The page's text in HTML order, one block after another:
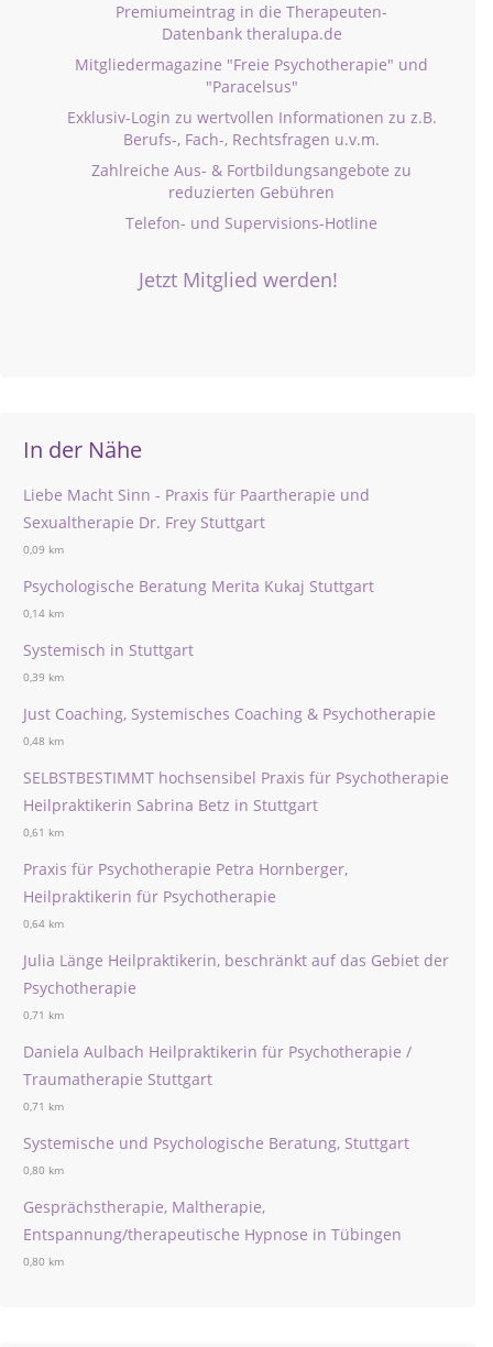
Premiumeintrag in die Therapeuten-
Datenbank theralupa.de
Mitgliedermagazine "Freie Psychotherapie" und
"Paracelsus"
Exklusiv-Login zu wertvollen Informationen zu z.B.
Berufs-, Fach-, Rechtsfragen u.v.m.
Zahlreiche Aus- & Fortbildungsangebote zu
reduzierten Gebühren
Telefon- und Supervisions-Hotline
Jetzt Mitglied werden!
In der Nähe
Liebe Macht Sinn - Praxis für Paartherapie und
Sexualtherapie Dr. Frey Stuttgart
0,09 km
Psychologische Beratung Merita Kukaj Stuttgart
0,14 km
Systemisch in Stuttgart
0,39 km
Just Coaching, Systemisches Coaching & Psychotherapie
0,48 km
SELBSTBESTIMMT hochsensibel Praxis für Psychotherapie
Heilpraktikerin Sabrina Betz in Stuttgart
0,61 km
Praxis für Psychotherapie Petra Hornberger,
Heilpraktikerin für Psychotherapie
0,64 km
Julia Länge Heilpraktikerin, beschränkt auf das Gebiet der
Psychotherapie
0,71 km
Daniela Aulbach Heilpraktikerin für Psychotherapie /
Traumatherapie Stuttgart
0,71 km
Systemische und Psychologische Beratung, Stuttgart
0,80 km
Gesprächstherapie, Maltherapie,
Entspannung/therapeutische Hypnose in Tübingen
0,80 km